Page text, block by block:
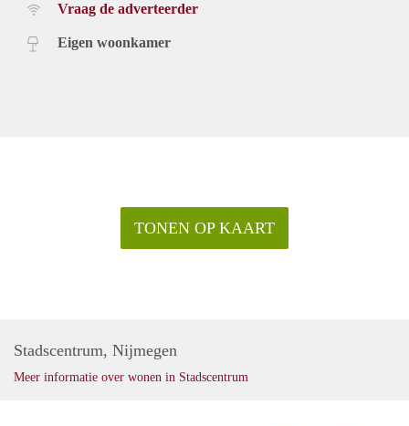
Vraag de adverteerder
Eigen woonkamer
TONEN OP KAART
Stadscentrum, Nijmegen
Meer informatie over wonen in Stadscentrum